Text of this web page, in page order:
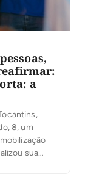
a
8, um
sua